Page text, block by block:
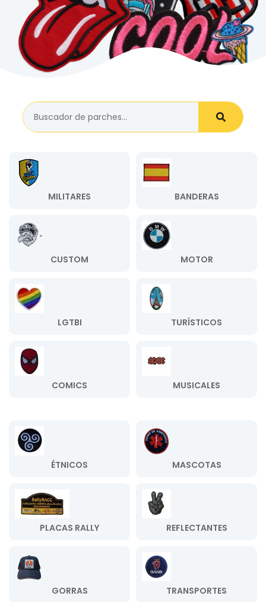
MILITARES BANDERAS
CUSTOM MOTOR
LGTBI TURÍSTICOS
COMICS MUSICALES
ÉTNICOS MASCOTAS
PLACAS RALLY REFLECTANTES
GORRAS TRANSPORTES